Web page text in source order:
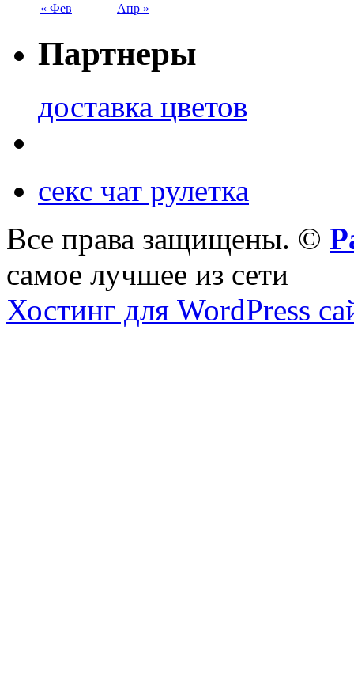
« Фев Апр »
Партнеры
доставка цветов
секс чат рулетка
Все права защищены. ©
самое лучшее из сети
Хостинг для WordPress